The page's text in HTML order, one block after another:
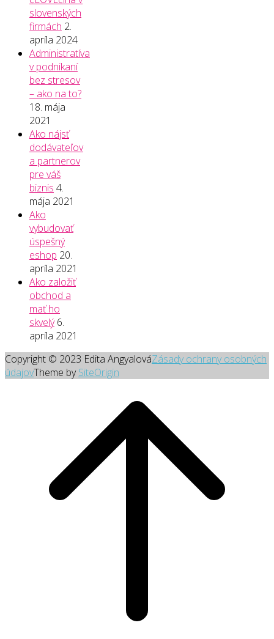
slovenských
firmách 2.
apríla 2024
Administratíva
v podnikaní
bez stresov
– ako na to?
18. mája
2021
Ako nájsť
dodávateľov
a partnerov
pre váš
biznis 4.
mája 2021
Ako
vybudovať
úspešný
eshop 20.
apríla 2021
Ako založiť
obchod a
mať ho
skvelý 6.
apríla 2021
Copyright © 2023 Edita AngyalováZásady ochrany osobných
údajovTheme bySiteOrigin